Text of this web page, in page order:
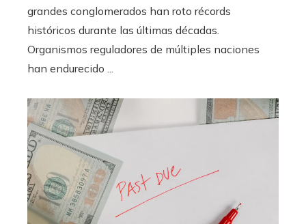
grandes conglomerados han roto récords
históricos durante las últimas décadas.
Organismos reguladores de múltiples naciones
han endurecido ...